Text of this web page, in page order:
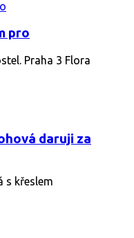
pro
Praha 3 Flora
daruji za
s křeslem